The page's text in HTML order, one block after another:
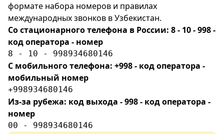
формате набора номеров и правилах
международных звонков в Узбекистан.
Со стационарного телефона в России: 8 - 10 - 998 -
код оператора - номер
8 - 10 - 998934680146
С мобильного телефона: +998 - код оператора -
мобильный номер
+998934680146
Из-за рубежа: код выхода - 998 - код оператора -
номер
00 - 998934680146